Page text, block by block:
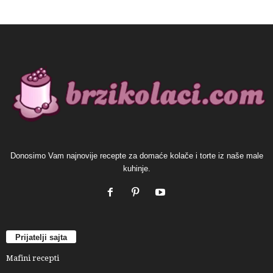
Donosimo Vam najnovije recepte za domaće kolače i torte iz naše male
kuhinje.
Prijatelji sajta
Mafini recepti